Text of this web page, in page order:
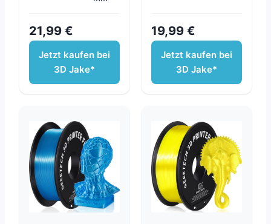
21,99 €
Jetzt kaufen bei
3D Jake*
19,99 €
Jetzt kaufen bei
3D Jake*